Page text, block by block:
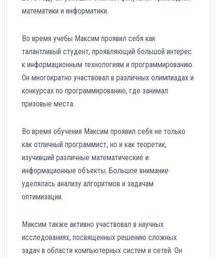
математики и информатики.
Во время учебы Максим проявил себя как
талантливый студент, проявляющий большой интерес
к информационным технологиям и программированию.
Он многократно участвовал в различных олимпиадах и
конкурсах по программированию, где занимал
призовые места.
Во время обучения Максим проявил себя не только
как отличный программист, но и как теоретик,
изучивший различные математические и
информационные объекты. Большое внимание
уделялась анализу алгоритмов и задачам
оптимизации.
Максим также активно участвовал в научных
исследованиях, посвященных решению сложных
задач в области компьютерных систем и сетей. Он